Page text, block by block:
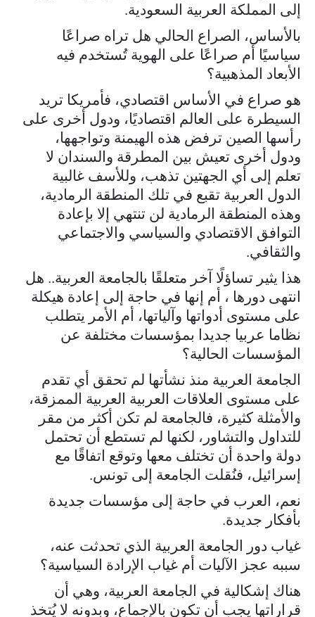
إلى المملكة العربية السعودية.
بالأساس، الصراع الحالي هل تراه صراعًا
سياسيًا أم صراعًا على الهوية تُستخدم فيه
الأبعاد المذهبية؟
هو صراع في الأساس اقتصادي، فأمريكا تريد
السيطرة على العالم اقتصاديًا، ودول أخرى على
رأسها الصين ترفض هذه الهيمنة وتواجهها،
ودول أخرى تعيش بين المطرقة والسندان لا
تعلم إلى أي الجهتين تذهب، وللأسف غالبية
الدول العربية تقبع في تلك المنطقة الرمادية،
وهذه المنطقة الرمادية لن تنتهي إلا بإعادة
التوافق الاقتصادي والسياسي والاجتماعي
والثقافي.
هذا يثير تساؤلًا آخر متعلقًا بالجامعة العربية.. هل
انتهى دورها ، أم إنها في حاجة إلى إعادة هيكلة
على مستوى أدواتها وآلياتها، أم الأمر يتطلب
نظاما عربيا جديدا بمؤسسات مختلفة عن
المؤسسات الحالية؟
الجامعة العربية منذ نشأتها لم تحقق أي تقدم
على مستوى العلاقات العربية العربية الممزقة،
والأمثلة كثيرة، فالجامعة لم تكن أكثر من مقر
للتداول والتشاور، لكنها لم تستطع أن تحتمل
دولة واحدة أن تختلف معها وتوقع اتفاقًا مع
إسرائيل، فنُقلت الجامعة إلى تونس.
نعم، العرب في حاجة إلى مؤسسات جديدة
بأفكار جديدة.
غياب دور الجامعة العربية الذي تحدثت عنه،
سببه عجز الآليات أم غياب الإرادة السياسية؟
هناك إشكالية في الجامعة العربية، وهي أن
قراراتها يجب أن تكون بالإجماع، وبدونه لا يُتخذ